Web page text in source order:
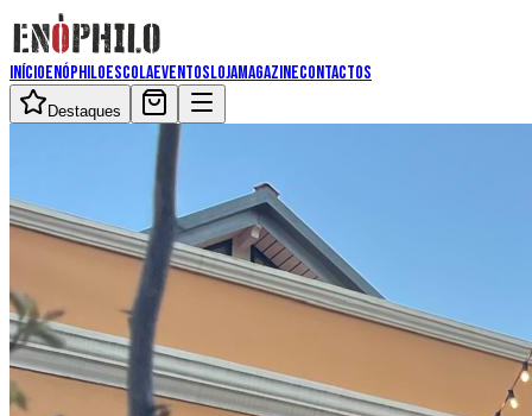
InícioEnóphiloEscolaEventosLojaMagazineContactos
Destaques